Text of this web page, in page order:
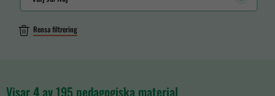
Rensa filtrering
Visar4 av 195 pedagogiska material